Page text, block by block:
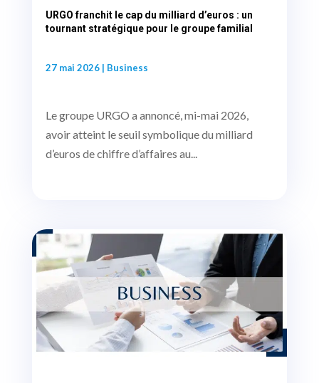
URGO franchit le cap du milliard d’euros : un
tournant stratégique pour le groupe familial
27 mai 2026| Business
Le groupe URGO a annoncé, mi-mai 2026,
avoir atteint le seuil symbolique du milliard
d’euros de chiffre d’affaires au...